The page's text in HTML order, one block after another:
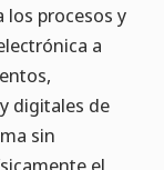
los procesos y
a
digitales de
sin
el